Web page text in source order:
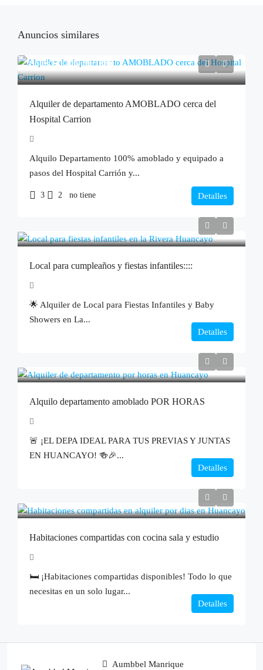
Anuncios similares
SolesS/1,800.00/1800
Alquiler de departamento AMOBLADO cerca del
Hospital Carrion
Alquilo Departamento 100% amoblado y equipado a
pasos del Hospital Carrión y...
3 2 no tiene Detalles
Local para cumpleaños y fiestas infantiles::::
🌟 Alquiler de Local para Fiestas Infantiles y Baby
Showers en La...
Detalles
Alquilo departamento amoblado POR HORAS
🚨 ¡EL DEPA IDEAL PARA TUS PREVIAS Y JUNTAS
EN HUANCAYO! 🍻🎉...
Detalles
Habitaciones compartidas con cocina sala y estudio
🛏️ ¡Habitaciones compartidas disponibles! Todo lo que
necesitas en un solo lugar...
Detalles
Aumbbel Manrique